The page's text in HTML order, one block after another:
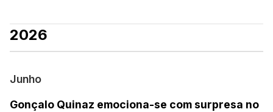
2026
Junho
Gonçalo Quinaz emociona-se com surpresa no